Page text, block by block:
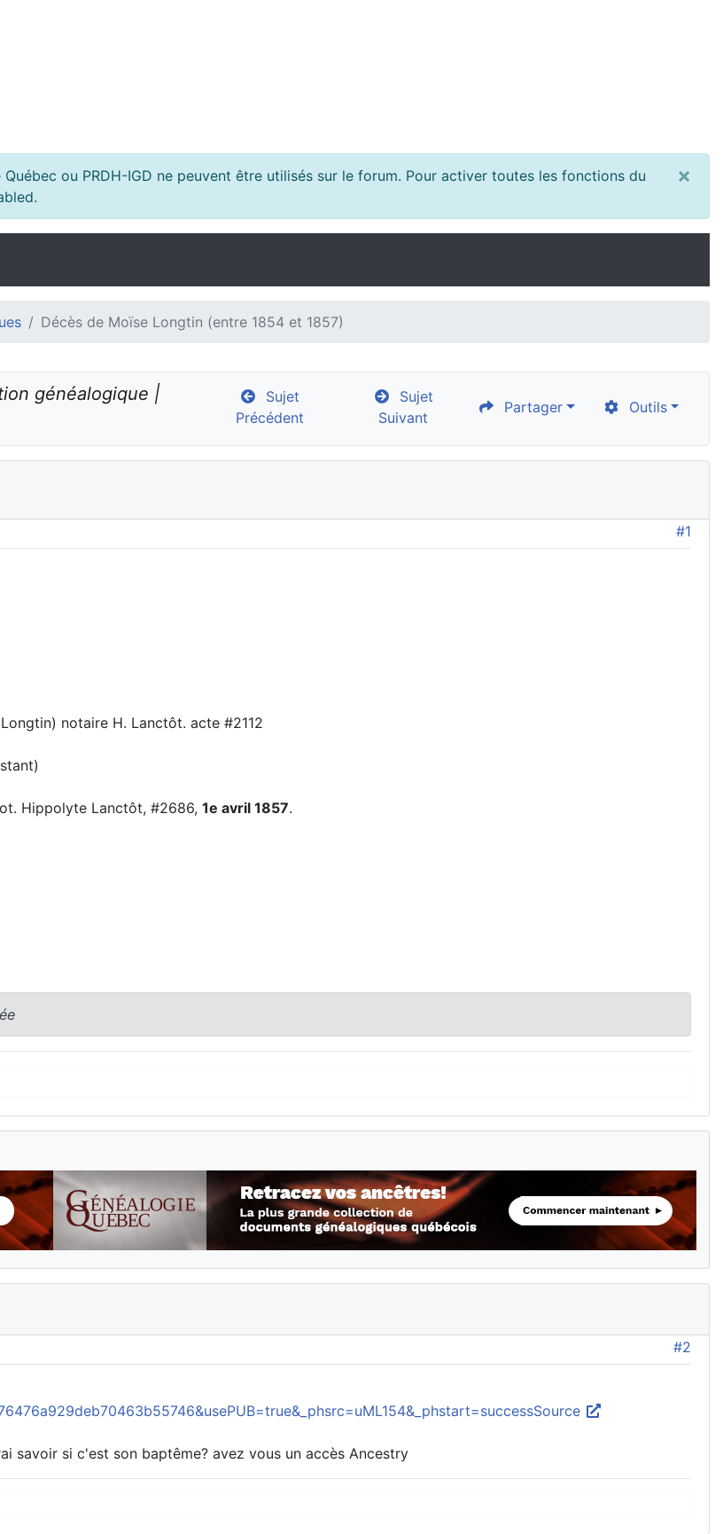
ou PRDH-IGD ne peuvent être utilisés sur le forum. Pour activer toutes les fonctions du
×
Décès de Moïse Longtin (entre 1854 et 1857)
généalogique |
Sujet
Précédent
Sujet
Suivant
Partager Outils
#1
notaire H. Lanctôt. acte #2112
Hippolyte Lanctôt, #2686, 1e avril 1857.
#2
savoir si c'est son baptême? avez vous un accès Ancestry